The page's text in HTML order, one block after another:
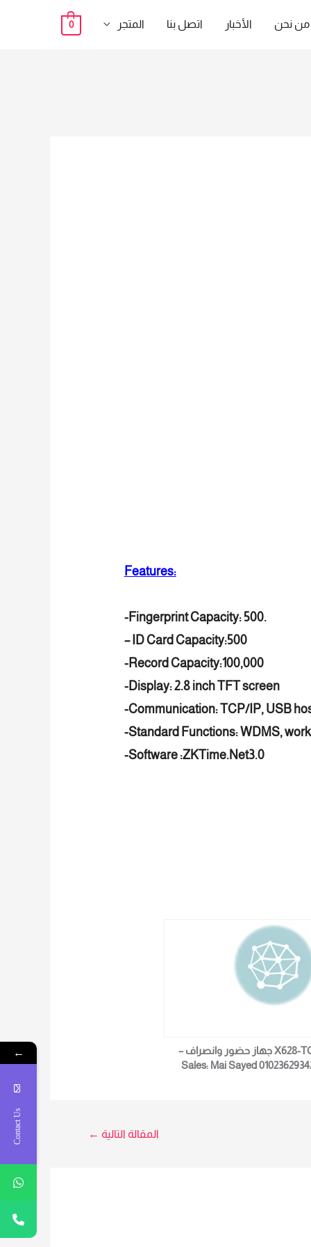
من نحن الأخبار اتصل بنا المتجر 0
Features:
-Fingerprint Capacity: 500.
– ID Card Capacity:500
-Record Capacity:100,000
-Display: 2.8 inch TFT screen
-Communication: TCP/IP, USB
-Standard Functions: WDMS, work
-Software :ZKTime.Net3.0
X628-TC جهاز حضور وانصراف –
Sales: Mai Sayed
المقالة التالية ←
←
Contact Us